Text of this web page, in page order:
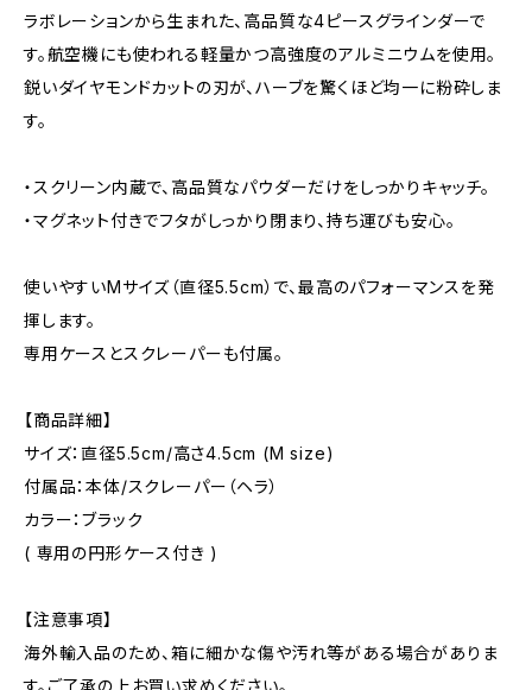
ラボレーションから生まれた、高品質な4ピースグラインダーで
す。航空機にも使われる軽量かつ高強度のアルミニウムを使用。
鋭いダイヤモンドカットの刃が、ハーブを驚くほど均一に粉砕しま
す。
・スクリーン内蔵で、高品質なパウダーだけをしっかりキャッチ。
・マグネット付きでフタがしっかり閉まり、持ち運びも安心。
使いやすいMサイズ（直径5.5cm）で、最高のパフォーマンスを発
揮します。
専用ケースとスクレーパーも付属。
【商品詳細】
サイズ：直径5.5cm/高さ4.5cm (M size)
付属品：本体/スクレーパー（ヘラ）
カラー：ブラック
( 専用の円形ケース付き )
【注意事項】
海外輸入品のため、箱に細かな傷や汚れ等がある場合がありま
す。ご了承の上お買い求めください。